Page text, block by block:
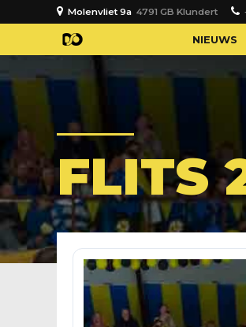
Molenvliet 9a 4791 GB Klundert
NIEUWS
FLITS